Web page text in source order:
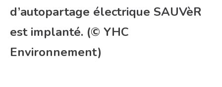
d’autopartage électrique SAUVèR
est implanté. (© YHC
Environnement)